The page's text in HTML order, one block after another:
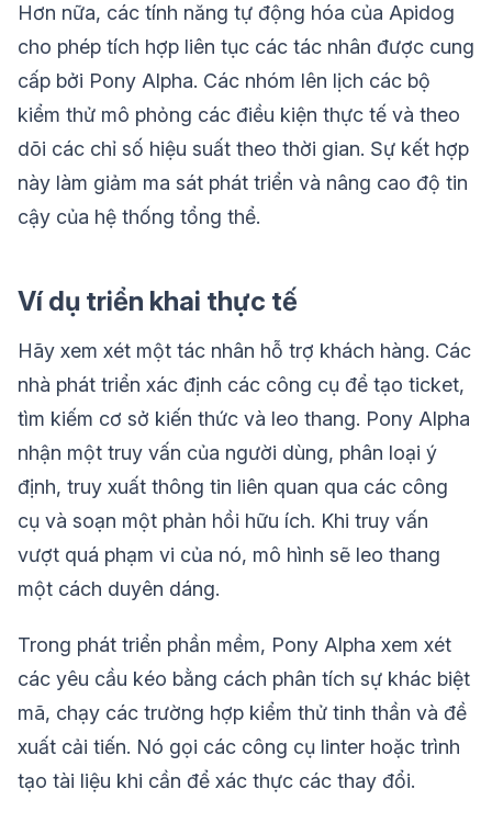
Hơn nữa, các tính năng tự động hóa của Apidog
cho phép tích hợp liên tục các tác nhân được cung
cấp bởi Pony Alpha. Các nhóm lên lịch các bộ
kiểm thử mô phỏng các điều kiện thực tế và theo
dõi các chỉ số hiệu suất theo thời gian. Sự kết hợp
này làm giảm ma sát phát triển và nâng cao độ tin
cậy của hệ thống tổng thể.
Ví dụ triển khai thực tế
Hãy xem xét một tác nhân hỗ trợ khách hàng. Các
nhà phát triển xác định các công cụ để tạo ticket,
tìm kiếm cơ sở kiến thức và leo thang. Pony Alpha
nhận một truy vấn của người dùng, phân loại ý
định, truy xuất thông tin liên quan qua các công
cụ và soạn một phản hồi hữu ích. Khi truy vấn
vượt quá phạm vi của nó, mô hình sẽ leo thang
một cách duyên dáng.
Trong phát triển phần mềm, Pony Alpha xem xét
các yêu cầu kéo bằng cách phân tích sự khác biệt
mã, chạy các trường hợp kiểm thử tinh thần và đề
xuất cải tiến. Nó gọi các công cụ linter hoặc trình
tạo tài liệu khi cần để xác thực các thay đổi.